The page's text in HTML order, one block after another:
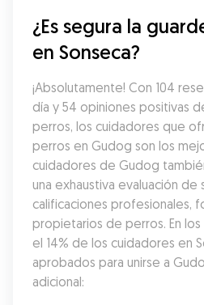
¿Es segura la
en Sonseca?
¡Absolutamente! Con 104
día y 54 opiniones positivas
perros, los cuidadores que
perros en Gudog son los
cuidadores de Gudog
una exhaustiva evaluación de
calificaciones profesionales,
propietarios de perros. En los
el 14% de los cuidadores en
aprobados para unirse a
adicional: